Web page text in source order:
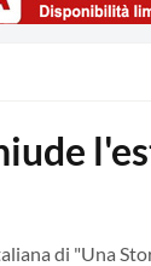
di "Una